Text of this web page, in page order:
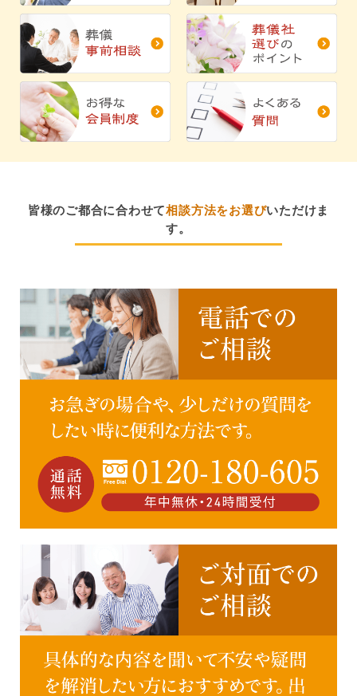
皆様のご都合に合わせて相談方法をお選びいただけま
す。